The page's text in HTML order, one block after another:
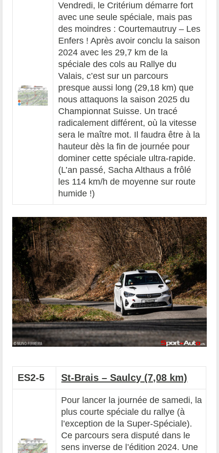
Vendredi, le Critérium démarre fort
avec une seule spéciale, mais pas
des moindres : Courtemautruy – Les
Enfers ! Après avoir conclu la saison
2024 avec les 29,7 km de la
spéciale des cols au Rallye du
Valais, c’est sur un parcours
presque aussi long (29,18 km) que
nous attaquons la saison 2025 du
Championnat Suisse. Un tracé
radicalement différent, où la vitesse
sera le maître mot. Il faudra être à la
hauteur dès la fin de journée pour
dominer cette spéciale ultra-rapide.
(L’an passé, Sacha Althaus a frôlé
les 114 km/h de moyenne sur route
humide !)
ES2-5 St-Brais – Saulcy (7,08 km)
Pour lancer la journée de samedi, la
plus courte spéciale du rallye (à
l’exception de la Super-Spéciale).
Ce parcours sera disputé dans le
sens inverse de l’édition 2024. Une